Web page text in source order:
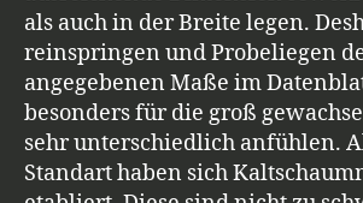
als auch in der Breite legen.
reinspringen und Probeliegen
angegebenen Maße im
besonders für die groß
sehr unterschiedlich anfühlen.
Standart haben sich